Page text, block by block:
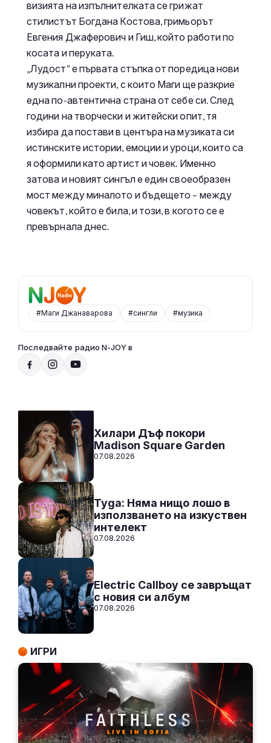
визията на изпълнителката се грижат
стилистът Богдана Костова, гримьорът
Евгения Джаферович и Гиш, който работи по
косата и перуката.
„Лудост“ е първата стъпка от поредица нови
музикални проекти, с които Маги ще разкрие
една по-автентична страна от себе си. След
години на творчески и житейски опит, тя
избира да постави в центъра на музиката си
истинските истории, емоции и уроци, които са
я оформили като артист и човек. Именно
затова и новият сингъл е един своеобразен
мост между миналото и бъдещето – между
човекът, който е била, и този, в когото се е
превърнала днес.
#Маги Джанаварова #сингли #музика
Последвайте радио N-JOY в
СЛУШАЙ
Радио N-JOY - Твоят ден. Твоята музика
12:00 - 00:00
Хилари Дъф покори
Madison Square Garden
07.08.2026
Tyga: Няма нищо лошо в
използването на изкуствен
интелект
07.08.2026
Electric Callboy се завръщат
с новия си албум
07.08.2026
ИГРИ